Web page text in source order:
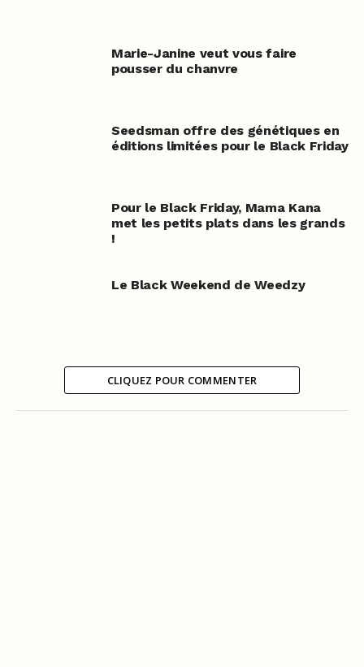
Marie-Janine veut vous faire
pousser du chanvre
Seedsman offre des génétiques en
éditions limitées pour le Black Friday
Pour le Black Friday, Mama Kana
met les petits plats dans les grands
!
Le Black Weekend de Weedzy
CLIQUEZ POUR COMMENTER